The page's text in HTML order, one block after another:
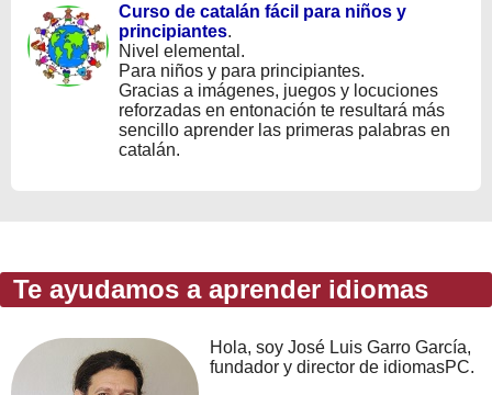
Curso de catalán fácil para niños y
principiantes.
Nivel elemental.
Para niños y para principiantes.
Gracias a imágenes, juegos y locuciones
reforzadas en entonación te resultará más
sencillo aprender las primeras palabras en
catalán.
Te ayudamos a aprender idiomas
Hola, soy José Luis Garro García,
fundador y director de idiomasPC.